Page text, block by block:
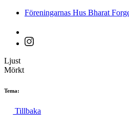
Föreningarnas Hus Bharat
Ljust
Mörkt
Tema:
Tillbaka